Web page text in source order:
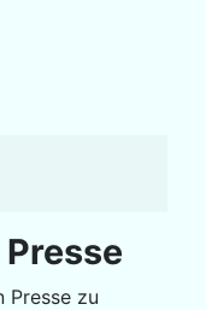
Presse zu